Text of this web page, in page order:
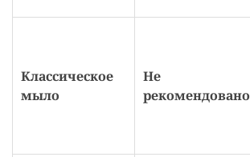
Классическое
мыло
Не
рекомендовано